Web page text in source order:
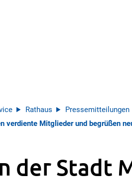
Rathaus Pressemitteilungen
verdiente Mitglieder und begrüßen
der Stadt